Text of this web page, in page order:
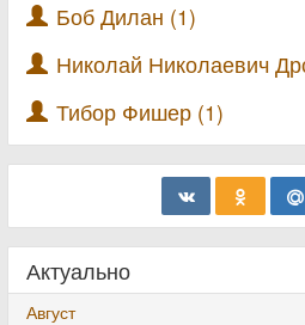
Боб Дилан (1)
Николай Николаевич
Тибор Фишер (1)
Актуально
Август